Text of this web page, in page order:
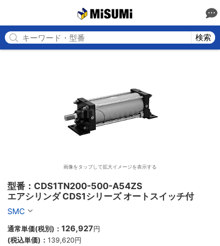
検索
画像をタップして拡大イメージを表示する
型番：CDS1TN200-500-A54ZS
エアシリンダ CDS1シリーズ オートスイッチ付
SMC
通常単価(税別)： 126,927円
(税込単価)： 139,620円